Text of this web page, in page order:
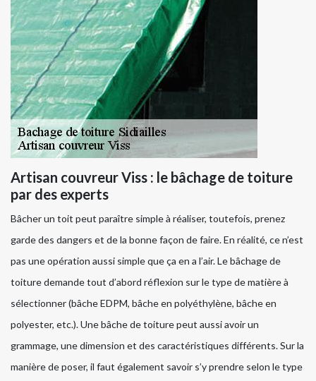
Artisan couvreur Viss : le bâchage de toiture
par des experts
Bâcher un toit peut paraître simple à réaliser, toutefois, prenez
garde des dangers et de la bonne façon de faire. En réalité, ce n’est
pas une opération aussi simple que ça en a l’air. Le bâchage de
toiture demande tout d’abord réflexion sur le type de matière à
sélectionner (bâche EDPM, bâche en polyéthylène, bâche en
polyester, etc.). Une bâche de toiture peut aussi avoir un
grammage, une dimension et des caractéristiques différents. Sur la
manière de poser, il faut également savoir s’y prendre selon le type